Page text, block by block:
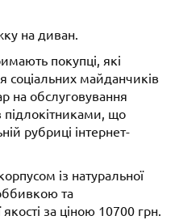
на диван.
покупці, які
соціальних майданчиків
на обслуговування
підлокітниками, що
рубриці інтернет-
із натуральної
та
за ціною 10700 грн.